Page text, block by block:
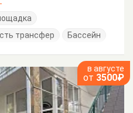
трансфер Бассейн
в августе
от 3500₽